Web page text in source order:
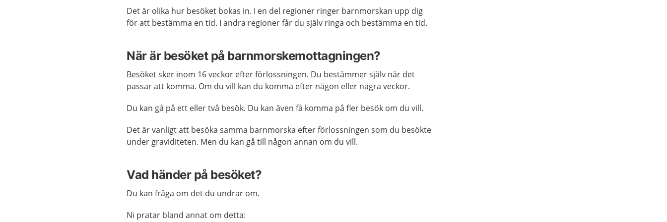
Det är olika hur besöket bokas in. I en del regioner ringer barnmorskan upp dig
för att bestämma en tid. I andra regioner får du själv ringa och bestämma en tid.
När är besöket på barnmorskemottagningen?
Besöket sker inom 16 veckor efter förlossningen. Du bestämmer själv när det
passar att komma. Om du vill kan du komma efter någon eller några veckor.
Du kan gå på ett eller två besök. Du kan även få komma på fler besök om du vill.
Det är vanligt att besöka samma barnmorska efter förlossningen som du besökte
under graviditeten. Men du kan gå till någon annan om du vill.
Vad händer på besöket?
Du kan fråga om det du undrar om.
Ni pratar bland annat om detta: